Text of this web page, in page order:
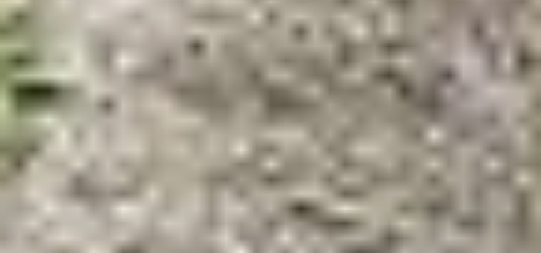
В ТЕМУ:
Хоровод весёлых
женщин, или Как
ветераны Хабаровска
устроили праздник
единства народов
Читайте нас в соцсетях:
ВКонтакте,
Одноклассники, Телеграм
илиЯндекс.Дзен
МАКС
Как вам материал?